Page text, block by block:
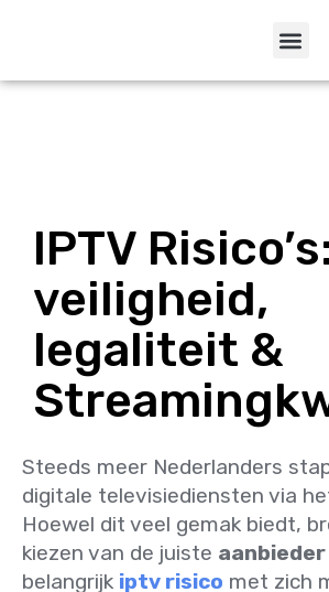
IPTV Risico’s:
veiligheid,
legaliteit &
Steeds meer Nederlanders
digitale televisiediensten via
Hoewel dit veel gemak biedt,
kiezen van de juiste aanbieder
belangrijk iptv risico met zich